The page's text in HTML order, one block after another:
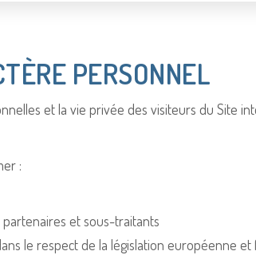
PERSONNEL
et la vie privée des visiteurs du Site
:
et sous-traitants
le respect de la législation européenne et